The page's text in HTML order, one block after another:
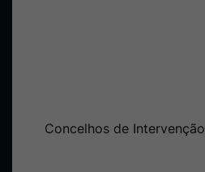
Concelhos de Intervenção